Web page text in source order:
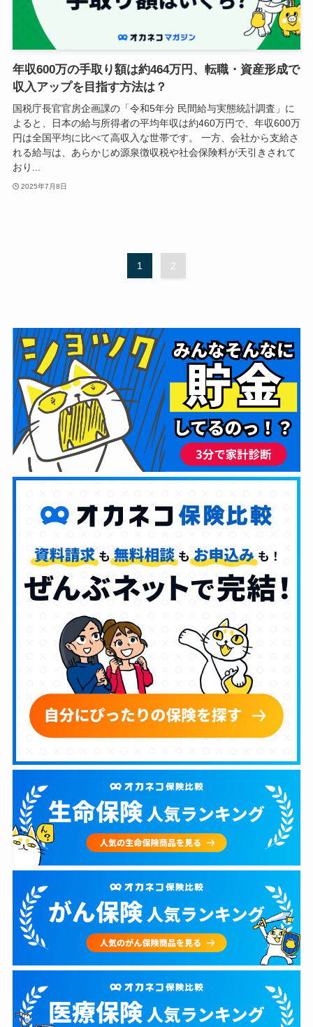
年収600万の手取り額は約464万円、転職・資産形成で
収入アップを目指す方法は？
国税庁長官官房企画課の「令和5年分 民間給与実態統計調査」に
よると、日本の給与所得者の平均年収は約460万円で、年収600万
円は全国平均に比べて高収入な世帯です。 一方、会社から支給さ
れる給与は、あらかじめ源泉徴収税や社会保険料が天引きされて
おり...
2025年7月8日
1 2